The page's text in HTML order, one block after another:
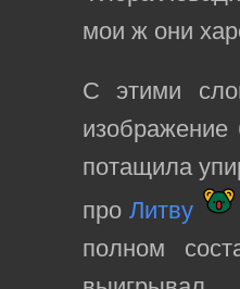
мои ж они
С этими
изображение
потащила
проЛитву
полном